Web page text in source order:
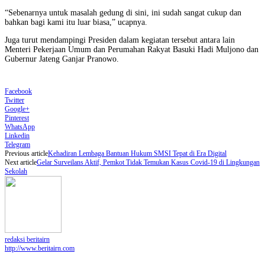
“Sebenarnya untuk masalah gedung di sini, ini sudah sangat cukup dan
bahkan bagi kami itu luar biasa,” ucapnya.
Juga turut mendampingi Presiden dalam kegiatan tersebut antara lain
Menteri Pekerjaan Umum dan Perumahan Rakyat Basuki Hadi Muljono dan
Gubernur Jateng Ganjar Pranowo.
Facebook
Twitter
Google+
Pinterest
WhatsApp
Linkedin
Telegram
Previous articleKehadiran Lembaga Bantuan Hukum SMSI Tepat di Era Digital
Next articleGelar Surveilans Aktif, Pemkot Tidak Temukan Kasus Covid-19 di Lingkungan
Sekolah
redaksi beritairn
http://www.beritairn.com